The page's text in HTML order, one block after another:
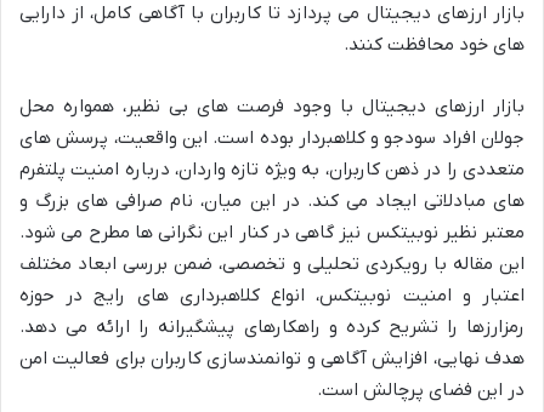
بازار ارزهای دیجیتال می پردازد تا کاربران با آگاهی کامل، از دارایی
های خود محافظت کنند.
بازار ارزهای دیجیتال با وجود فرصت های بی نظیر، همواره محل
جولان افراد سودجو و کلاهبردار بوده است. این واقعیت، پرسش های
متعددی را در ذهن کاربران، به ویژه تازه واردان، درباره امنیت پلتفرم
های مبادلاتی ایجاد می کند. در این میان، نام صرافی های بزرگ و
معتبر نظیر نوبیتکس نیز گاهی در کنار این نگرانی ها مطرح می شود.
این مقاله با رویکردی تحلیلی و تخصصی، ضمن بررسی ابعاد مختلف
اعتبار و امنیت نوبیتکس، انواع کلاهبرداری های رایج در حوزه
رمزارزها را تشریح کرده و راهکارهای پیشگیرانه را ارائه می دهد.
هدف نهایی، افزایش آگاهی و توانمندسازی کاربران برای فعالیت امن
در این فضای پرچالش است.